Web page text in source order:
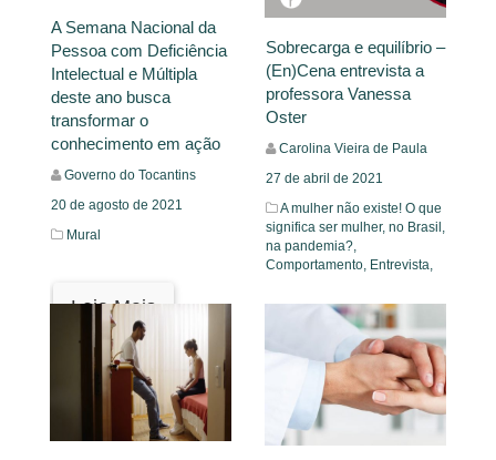
A Semana Nacional da
Pessoa com Deficiência
Intelectual e Múltipla
deste ano busca
transformar o
conhecimento em ação
Governo do Tocantins
20 de agosto de 2021
Mural
Leia Mais
Sobrecarga e equilíbrio –
(En)Cena entrevista a
professora Vanessa
Oster
Carolina Vieira de Paula
27 de abril de 2021
A mulher não existe! O que
significa ser mulher, no Brasil,
na pandemia?,
Comportamento, Entrevista,
Leia Mais